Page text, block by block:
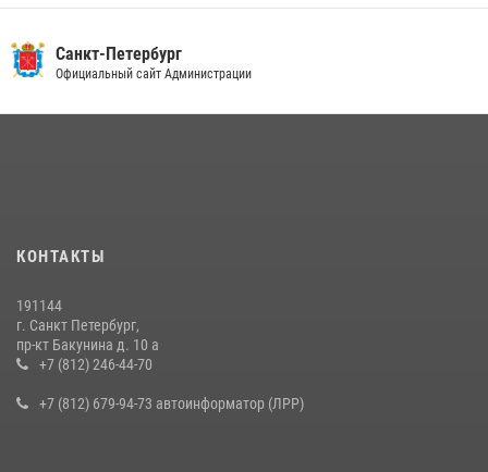
Санкт-Петербург
Официальный сайт Администрации
КОНТАКТЫ
191144
г. Санкт Петербург,
пр-кт Бакунина д. 10 а
+7 (812) 246-44-70
+7 (812) 679-94-73 автоинформатор (ЛРР)